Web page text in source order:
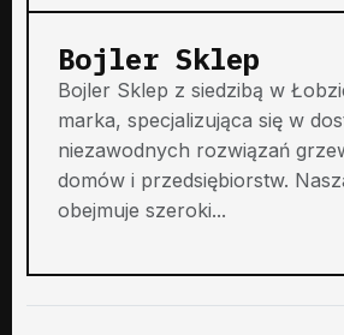
Bojler Sklep
Bojler Sklep z siedzibą w
marka, specjalizująca się w
niezawodnych rozwiązań
domów i przedsiębiorstw.
obejmuje szeroki...